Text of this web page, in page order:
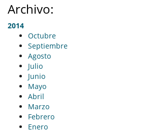
Archivo:
2014
Octubre
Septiembre
Agosto
Julio
Junio
Mayo
Abril
Marzo
Febrero
Enero